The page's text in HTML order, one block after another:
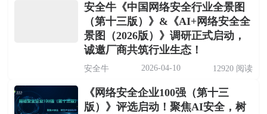
安全牛《中国网络安全行业全景图
（第十三版）》&《AI+网络安全全
景图（2026版）》调研正式启动，
诚邀厂商共筑行业生态！
安全牛 2026-04-10 12920 阅读
《网络安全企业100强（第十三
版）》评选启动！聚焦AI安全，树